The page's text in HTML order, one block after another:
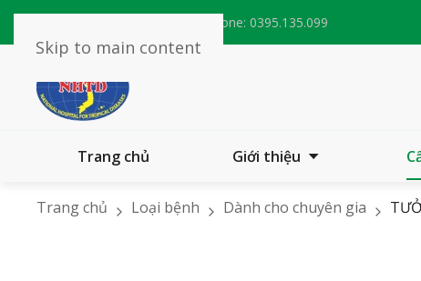
Skip to main content
Phone: 0395.135.099
Trang chủ Giới thiệu
Trang chủ Loại bệnh Dành cho chuyên gia